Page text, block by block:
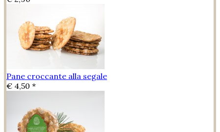
Pane croccante alla segale
€ 4,50 *